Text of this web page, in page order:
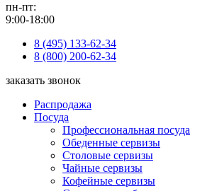
пн-пт:
9:00-18:00
8 (495) 133-62-34
8 (800) 200-62-34
заказать звонок
Распродажа
Посуда
Профессиональная посуда
Обеденные сервизы
Столовые сервизы
Чайные сервизы
Кофейные сервизы